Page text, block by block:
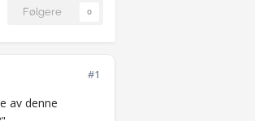
Følgere 0
#1
av denne